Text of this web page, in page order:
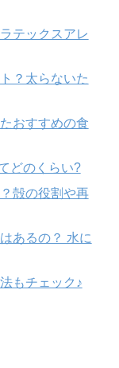
テックスアレ
？太らないた
おすすめの食
どのくらい?
殻の役割や再
あるの？ 水に
もチェック♪